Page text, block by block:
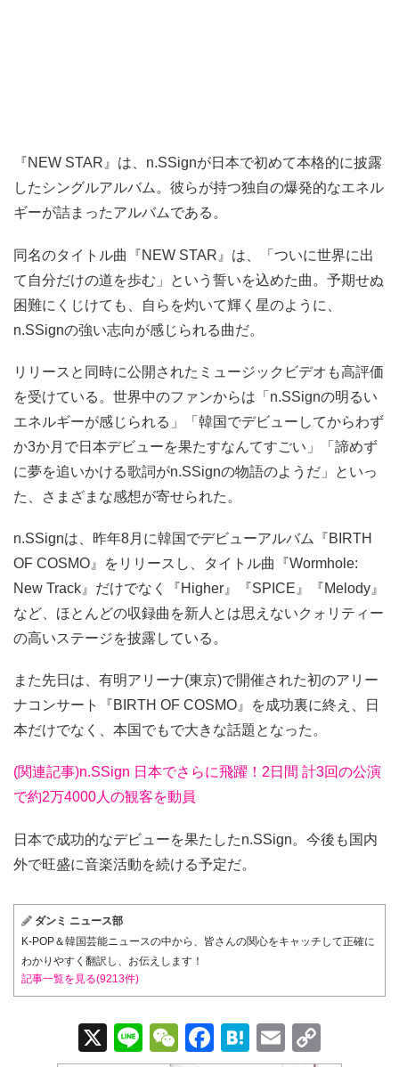
『NEW STAR』は、n.SSignが日本で初めて本格的に披露
したシングルアルバム。彼らが持つ独自の爆発的なエネル
ギーが詰まったアルバムである。
同名のタイトル曲『NEW STAR』は、「ついに世界に出
て自分だけの道を歩む」という誓いを込めた曲。予期せぬ
困難にくじけても、自らを灼いて輝く星のように、
n.SSignの強い志向が感じられる曲だ。
リリースと同時に公開されたミュージックビデオも高評価
を受けている。世界中のファンからは「n.SSignの明るい
エネルギーが感じられる」「韓国でデビューしてからわず
か3か月で日本デビューを果たすなんてすごい」「諦めず
に夢を追いかける歌詞がn.SSignの物語のようだ」といっ
た、さまざまな感想が寄せられた。
n.SSignは、昨年8月に韓国でデビューアルバム『BIRTH
OF COSMO』をリリースし、タイトル曲『Wormhole:
New Track』だけでなく『Higher』『SPICE』『Melody』
など、ほとんどの収録曲を新人とは思えないクォリティー
の高いステージを披露している。
また先日は、有明アリーナ(東京)で開催された初のアリー
ナコンサート『BIRTH OF COSMO』を成功裏に終え、日
本だけでなく、本国でもで大きな話題となった。
(関連記事)n.SSign 日本でさらに飛躍！2日間 計3回の公演
で約2万4000人の観客を動員
日本で成功的なデビューを果たしたn.SSign。今後も国内
外で旺盛に音楽活動を続ける予定だ。
ダンミ ニュース部
K-POP＆韓国芸能ニュースの中から、皆さんの関心をキャッチして正確に
わかりやすく翻訳し、お伝えします！
記事一覧を見る(9213件)
X
Li
W
F
H
E